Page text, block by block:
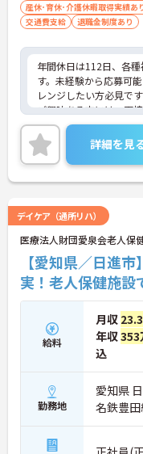
産休･育休･介護休暇取得実績あ
交通費支給
退職金制度あり
年間休日は112日、各
す。未経験から応募可
レンジしたい方必見です
ご興味ある方には、面
お話しいたしますので
詳細を見
デイケア（通所リハ）
医療法人財団愛泉会老人保
【愛知県／日進
実！老人保健施設
給料
月収
年収353
込
勤務地
愛知県
名鉄豊